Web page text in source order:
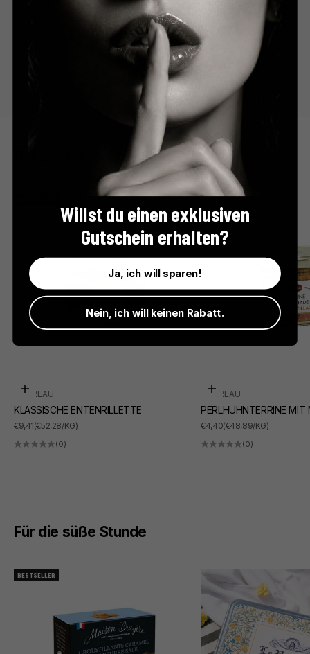
Der perfekte Apéro
In den Warenkorb
SUDREAU
KLASSISCHE ENTENRILLETTE
ANGEBOT
€9,41(€52,28/KG)
(0)
In den Warenkorb
SUDREAU
PERLHUHNTERRINE MIT
ANGEBOT
€4,40(€48,89/KG)
(0)
Für die süße Stunde
BESTSELLER
Willst du einen exklusiven
Gutschein erhalten?
Ja, ich will sparen!
Nein, ich will keinen Rabatt.